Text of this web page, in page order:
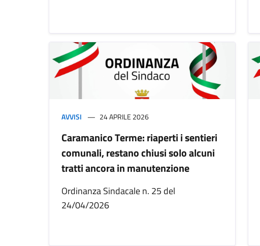
AVVISI 24 APRILE 2026
Caramanico Terme: riaperti i sentieri
comunali, restano chiusi solo alcuni
tratti ancora in manutenzione
Ordinanza Sindacale n. 25 del
24/04/2026